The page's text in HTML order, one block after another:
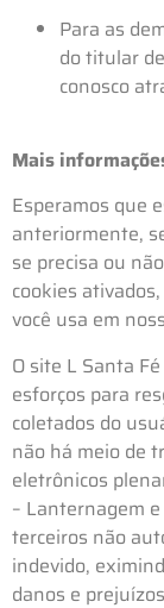
Para as
do titular
conosco
Mais
Esperamos que
anteriormente,
se precisa ou
cookies
você usa em
O site L Santa
esforços para
coletados do
não há meio de
eletrônicos
– Lanternagem
terceiros não
indevido,
danos e